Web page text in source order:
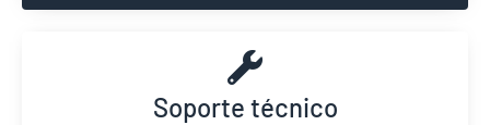
Soporte técnico